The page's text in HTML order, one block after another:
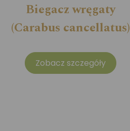
Biegacz wręgaty
(Carabus cancellatus)
Zobacz szczegóły